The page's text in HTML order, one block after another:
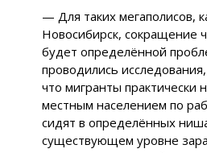
— Для таких мегаполисов,
Новосибирск, сокращение
будет определённой
проводились
что мигранты практически
местным населением по
сидят в определённых
существующем уровне